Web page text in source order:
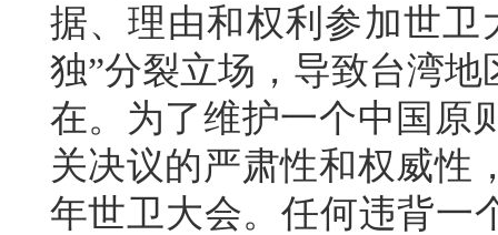
据、理由和权利参加世
独”分裂立场，导致台湾
在。为了维护一个中国原
关决议的严肃性和权威性
年世卫大会。任何违背一